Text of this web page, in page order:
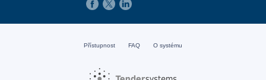
Přístupnost FAQ O systému